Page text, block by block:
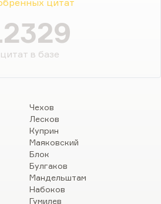
цитат
цитат в базе
Чехов
Лесков
Куприн
Маяковский
Блок
Булгаков
Мандельштам
Набоков
Гумилев